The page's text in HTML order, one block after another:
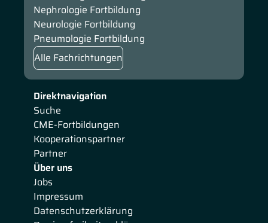
Direktnavigation
Suche
CME-Fortbildungen
Kooperationspartner
Partner
Über uns
Jobs
Impressum
Datenschutzerklärung
Nephrologie Fortbildung
Neurologie Fortbildung
Pneumologie Fortbildung
Alle Fachrichtungen